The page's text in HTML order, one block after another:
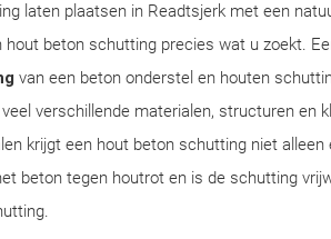
laten plaatsen in Readtsjerk met een
hout beton schutting precies wat u zoekt.
van een beton onderstel en houten
verschillende materialen, structuren en
krijgt een hout beton schutting niet
beton tegen houtrot en is de schutting